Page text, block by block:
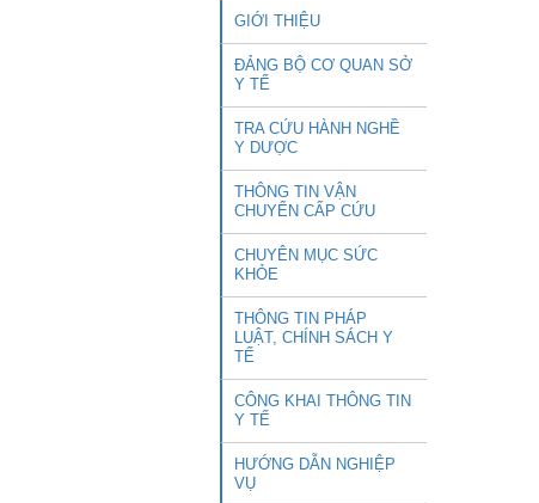
GIỚI THIỆU
ĐẢNG BỘ CƠ QUAN SỞ
Y TẾ
TRA CỨU HÀNH NGHỀ
Y DƯỢC
THÔNG TIN VẬN
CHUYỂN CẤP CỨU
CHUYÊN MỤC SỨC
KHỎE
THÔNG TIN PHÁP
LUẬT, CHÍNH SÁCH Y
TẾ
CÔNG KHAI THÔNG TIN
Y TẾ
HƯỚNG DẪN NGHIỆP
VỤ